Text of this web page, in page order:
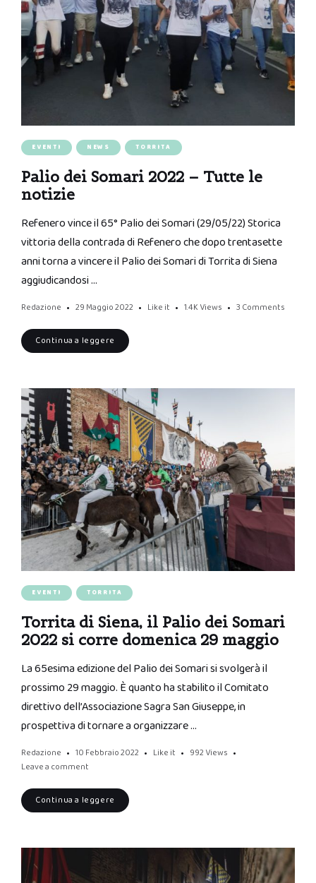
EVENTI NEWS TORRITA
Palio dei Somari 2022 – Tutte le
notizie
Refenero vince il 65° Palio dei Somari (29/05/22) Storica
vittoria della contrada di Refenero che dopo trentasette
anni torna a vincere il Palio dei Somari di Torrita di Siena
aggiudicandosi …
Redazione 29 Maggio 2022 Like it 1.4K Views 3 Comments
Continua a leggere
EVENTI TORRITA
Torrita di Siena, il Palio dei Somari
2022 si corre domenica 29 maggio
La 65esima edizione del Palio dei Somari si svolgerà il
prossimo 29 maggio. È quanto ha stabilito il Comitato
direttivo dell’Associazione Sagra San Giuseppe, in
prospettiva di tornare a organizzare …
Redazione 10 Febbraio 2022 Like it 992 Views
Leave a comment
Continua a leggere